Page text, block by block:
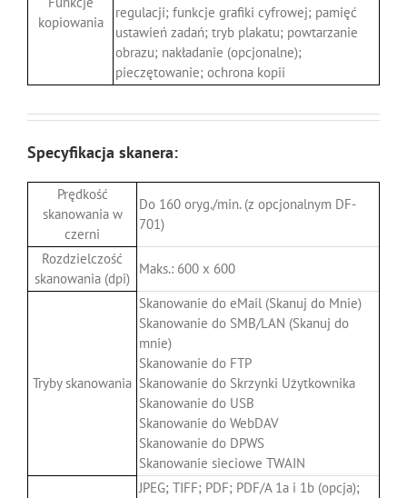
kopiowania
regulacji; funkcje grafiki cyfrowej; pamięć
ustawień zadań; tryb plakatu; powtarzanie
obrazu; nakładanie (opcjonalne);
pieczętowanie; ochrona kopii
Specyfikacja skanera:
Prędkość
skanowania w
czerni
Do 160 oryg./min. (z opcjonalnym DF-
701)
Rozdzielczość
skanowania (dpi)
Maks.: 600 x 600
Tryby skanowania
Skanowanie do eMail (Skanuj do Mnie)
Skanowanie do SMB/LAN (Skanuj do
mnie)
Skanowanie do FTP
Skanowanie do Skrzynki Użytkownika
Skanowanie do USB
Skanowanie do WebDAV
Skanowanie do DPWS
Skanowanie sieciowe TWAIN
JPEG; TIFF; PDF; PDF/A 1a i 1b (opcja);